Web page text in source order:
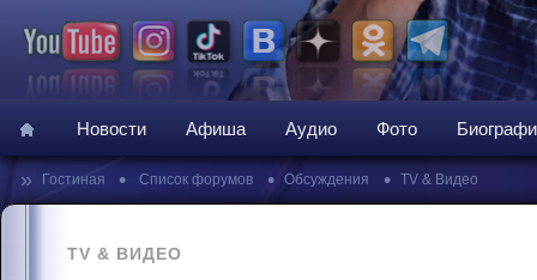
Новости Афиша Аудио Фото
» Гостиная • Список форумов • Обсуждения • TV & Видео
TV & ВИДЕО